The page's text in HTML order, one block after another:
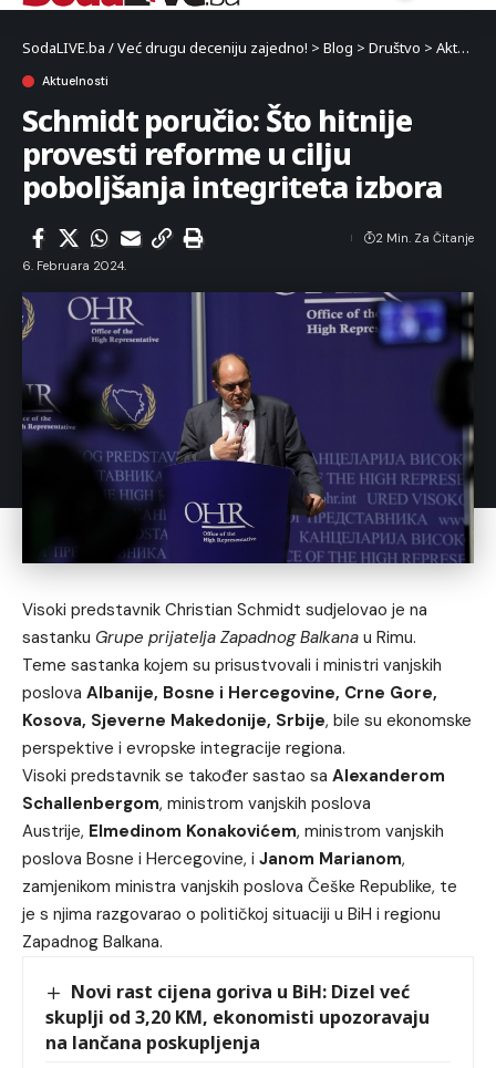
SodaLIVE.ba / Već drugu deceniju zajedno! > Blog > Društvo > Aktuelnosti
Aktuelnosti
Schmidt poručio: Što hitnije
provesti reforme u cilju
poboljšanja integriteta izbora
6. Februara 2024.
2 Min. Za Čitanje
Visoki predstavnik Christian Schmidt sudjelovao je na
sastanku Grupe prijatelja Zapadnog Balkana u Rimu.
Teme sastanka kojem su prisustvovali i ministri vanjskih
poslova Albanije, Bosne i Hercegovine, Crne Gore,
Kosova, Sjeverne Makedonije, Srbije, bile su ekonomske
perspektive i evropske integracije regiona.
Visoki predstavnik se također sastao sa Alexanderom
Schallenbergom, ministrom vanjskih poslova
Austrije, Elmedinom Konakovićem, ministrom vanjskih
poslova Bosne i Hercegovine, i Janom Marianom,
zamjenikom ministra vanjskih poslova Češke Republike, te
je s njima razgovarao o političkoj situaciji u BiH i regionu
Zapadnog Balkana.
Novi rast cijena goriva u BiH: Dizel već
skuplji od 3,20 KM, ekonomisti upozoravaju
na lančana poskupljenja